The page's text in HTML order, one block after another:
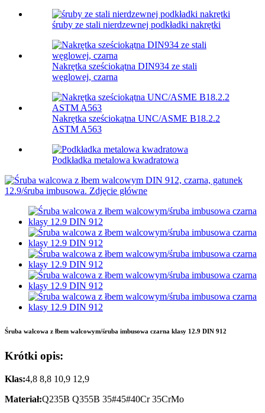
śruby ze stali nierdzewnej podkładki nakrętki
Nakrętka sześciokątna DIN934 ze stali
węglowej, czarna
Nakrętka sześciokątna UNC/ASME B18.2.2
ASTM A563
Podkładka metalowa kwadratowa
Śruba walcowa z łbem walcowym/śruba imbusowa czarna klasy 12.9 DIN 912
Krótki opis:
Klas:4,8 8,8 10,9 12,9
Materiał:Q235B Q355B 35#45#40Cr 35CrMo